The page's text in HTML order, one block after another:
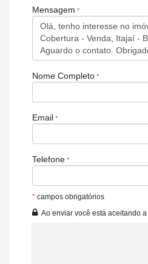
Características do Empreendimento
Salão de Festas
Piscina
Espaço Gourmet
Espaço Fitness
Portão Eletrônico
Automação Predial
Câmeras de Segurança
Hall Decorado e Mobiliado
Lounge
Acessibilidade para PNE
Mensagem
Nome Completo
Email
Telefone
* campos obrigatórios
Ao enviar você está aceitando a